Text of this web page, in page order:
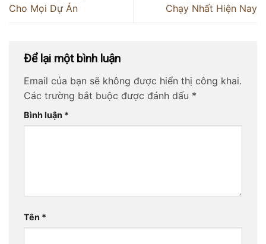
Cho Mọi Dự Án
Chạy Nhất Hiện Nay
Để lại một bình luận
Email của bạn sẽ không được hiển thị công khai.
Các trường bắt buộc được đánh dấu *
Bình luận *
Tên *